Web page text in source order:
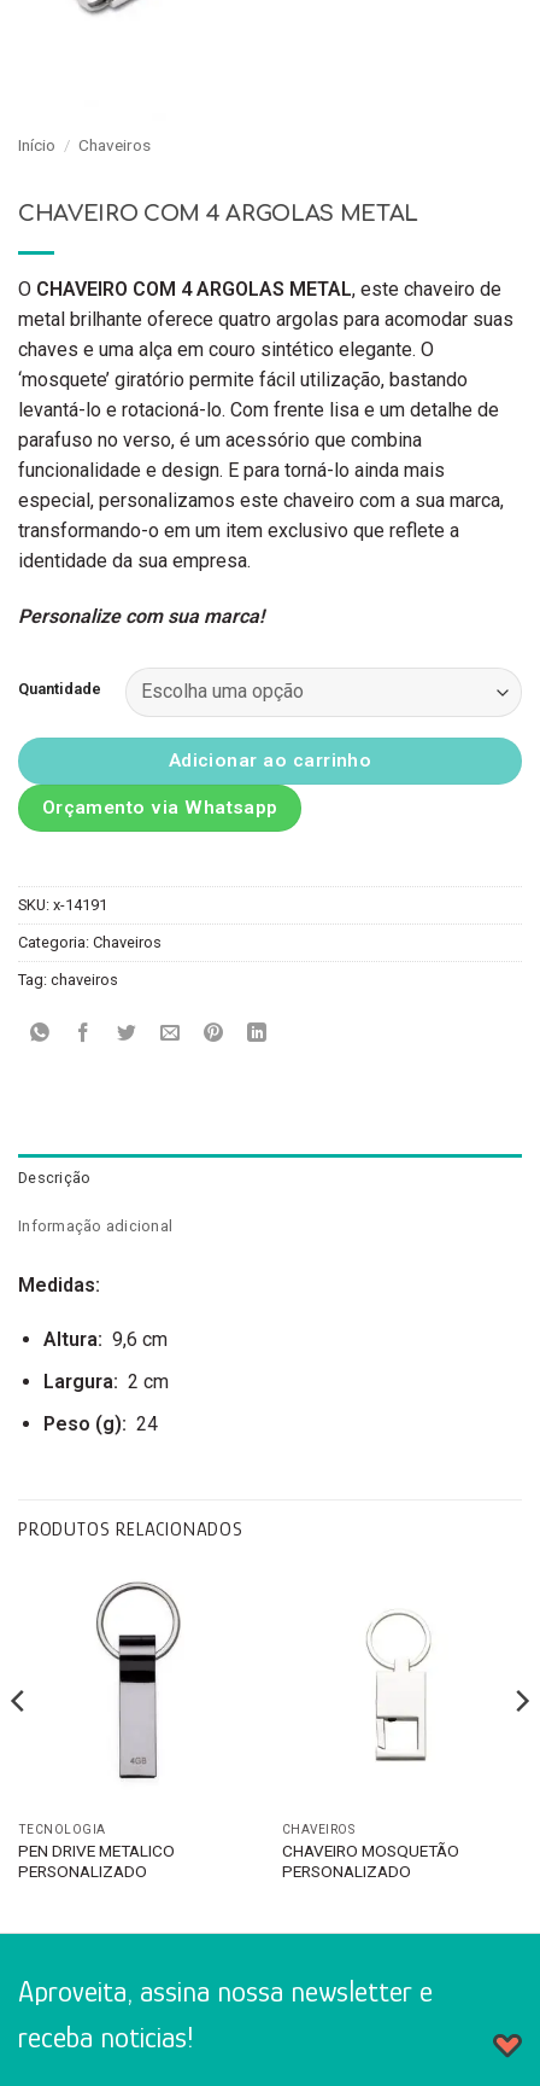
Início / Chaveiros
CHAVEIRO COM 4 ARGOLAS METAL
O CHAVEIRO COM 4 ARGOLAS METAL, este chaveiro de
metal brilhante oferece quatro argolas para acomodar suas
chaves e uma alça em couro sintético elegante. O
‘mosquete’ giratório permite fácil utilização, bastando
levantá-lo e rotacioná-lo. Com frente lisa e um detalhe de
parafuso no verso, é um acessório que combina
funcionalidade e design. E para torná-lo ainda mais
especial, personalizamos este chaveiro com a sua marca,
transformando-o em um item exclusivo que reflete a
identidade da sua empresa.
Personalize com sua marca!
Quantidade
Adicionar ao carrinho
Orçamento via Whatsapp
SKU: x-14191
Categoria: Chaveiros
Tag: chaveiros
Descrição
Informação adicional
Medidas:
Altura: 9,6 cm
Largura: 2 cm
Peso (g): 24
PRODUTOS RELACIONADOS
TECNOLOGIA
PEN DRIVE METALICO
PERSONALIZADO
CHAVEIROS
CHAVEIRO MOSQUETÃO
PERSONALIZADO
Aproveita, assina nossa newsletter e
receba noticias!